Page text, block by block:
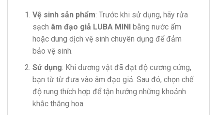
Vệ sinh sản phẩm: Trước khi sử dụng, hãy rửa
sạch âm đạo giả LUBA MINIbằng nước ấm
hoặc dung dịch vệ sinh chuyên dụng để đảm
bảo vệ sinh.
Sử dụng: Khi dương vật đã đạt độ cương cứng,
bạn từ từ đưa vào âm đạo giả. Sau đó, chọn chế
độ rung thích hợp để tận hưởng những khoảnh
khắc thăng hoa.